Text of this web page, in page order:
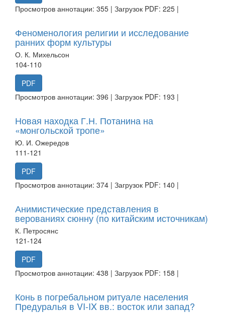
Просмотров аннотации: 355 | Загрузок PDF: 225 |
Феноменология религии и исследование
ранних форм культуры
О. К. Михельсон
104-110
PDF
Просмотров аннотации: 396 | Загрузок PDF: 193 |
Новая находка Г.Н. Потанина на
«монгольской тропе»
Ю. И. Ожередов
111-121
PDF
Просмотров аннотации: 374 | Загрузок PDF: 140 |
Анимистические представления в
верованиях сюнну (по китайским источникам)
К. Петросянс
121-124
PDF
Просмотров аннотации: 438 | Загрузок PDF: 158 |
Конь в погребальном ритуале населения
Предуралья в VI-IX вв.: восток или запад?